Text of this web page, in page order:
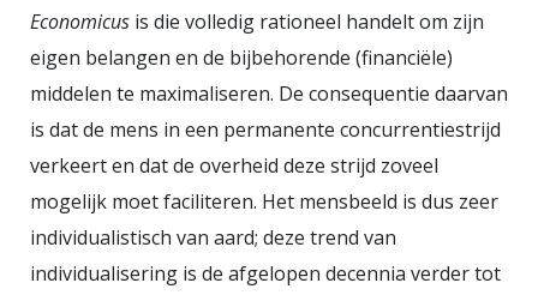
staan onder druk. Toch blijft de
reflex bestaan om nieuwe
domeinen aan de markt over te
laten. Het migratiedossier laat
dezelfde dynamiek zien. Strengere
regels worden telkens
gepresenteerd als oplossing voor
structurele problemen. In
Economicus is die volledig rationeel handelt om zijn
eigen belangen en de bijbehorende (financiële)
middelen te maximaliseren. De consequentie daarvan
is dat de mens in een permanente concurrentiestrijd
verkeert en dat de overheid deze strijd zoveel
mogelijk moet faciliteren. Het mensbeeld is dus zeer
individualistisch van aard; deze trend van
individualisering is de afgelopen decennia verder tot